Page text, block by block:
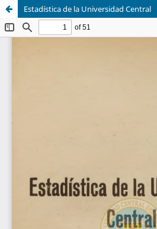
Estadística de la Universidad Central